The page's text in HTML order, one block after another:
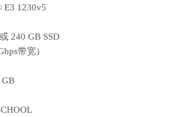
E3 1230v5
240 GB SSD
带宽）
GB